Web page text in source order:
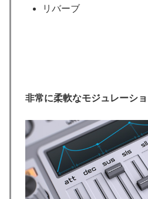
リバーブ
非常に柔軟なモジュレーショ